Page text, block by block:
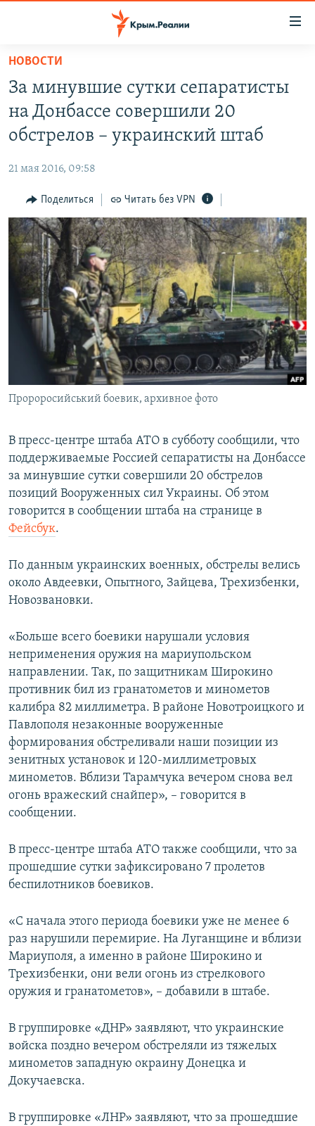
Вернуться
основному
содержанию
Вернутся
главной
Вернутся
поиску
СПЕЦПРОЕКТЫ
ГРУЗ 200
11 ЛЕТ ОККУПАЦИИ КРЫМА. 11 ИСТОРИЙ СОПРОТИВЛЕНИЯ
ВОДА
ЕЩЕ
ИНТЕРАКТИВ
ИНФОГРАФИКА
ТЕЛЕПРОЕКТ КРЫМ.РЕАЛИИ
СОВЕТЫ ПРАВОЗАЩИТНИКОВ
ПРОПАВШИЕ БЕЗ ВЕСТИ
ПОБЕДИТЕЛЕЙ НЕ СУДЯТ?
КРЫМ.НЕПОКОРЕННЫЙ
УКРАИНСКАЯ ПРОБЛЕМА КРЫМА
РАДІО СВОБОДА
КАК ОБОЙТИ БЛОКИРОВКУ
Українською
Qırımtatar
ПРИСОЕДИНЯЙТЕСЬ!
НОВОСТИ
За минувшие сутки сепаратисты
на Донбассе совершили 20
обстрелов – украинский штаб
21 мая 2016, 09:58
Поделиться Читать без VPN
Пророросийський боевик, архивное фото
В пресс-центре штаба АТО в субботу сообщили, что
поддерживаемые Россией сепаратисты на Донбассе
за минувшие сутки совершили 20 обстрелов
позиций Вооруженных сил Украины. Об этом
говорится в сообщении штаба на странице в
Фейсбук.
По данным украинских военных, обстрелы велись
около Авдеевки, Опытного, Зайцева, Трехизбенки,
Новозвановки.
«Больше всего боевики нарушали условия
неприменения оружия на мариупольском
направлении. Так, по защитникам Широкино
противник бил из гранатометов и минометов
калибра 82 миллиметра. В районе Новотроицкого и
Павлополя незаконные вооруженные
формирования обстреливали наши позиции из
зенитных установок и 120-миллиметровых
минометов. Вблизи Тарамчука вечером снова вел
огонь вражеский снайпер», – говорится в
сообщении.
В пресс-центре штаба АТО также сообщили, что за
прошедшие сутки зафиксировано 7 пролетов
беспилотников боевиков.
«С начала этого периода боевики уже не менее 6
раз нарушили перемирие. На Луганщине и вблизи
Мариуполя, а именно в районе Широкино и
Трехизбенки, они вели огонь из стрелкового
оружия и гранатометов», – добавили в штабе.
В группировке «ДНР» заявляют, что украинские
войска поздно вечером обстреляли из тяжелых
минометов западную окраину Донецка и
Докучаевска.
В группировке «ЛНР» заявляют, что за прошедшие